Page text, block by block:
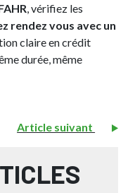
, vérifiez les
rendez vous avec un
claire en crédit
durée, même
Article suivant